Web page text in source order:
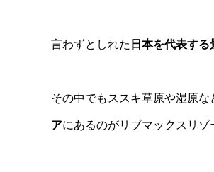
言わずとしれた 日本を代表す
その中でもススキ草原や湿原
アにあるのがリブマックスリゾ